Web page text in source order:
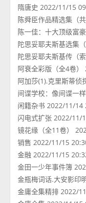
隋唐史 2022/11/15
陈舜臣作品精选集（
陈一佳：十大顶级富
陀思妥耶夫斯基选集
陀思妥耶夫斯基传（
阿衰全彩版（全4卷
阿加莎(1).克里斯蒂
间谍学校：像间谍一
闲籍杂书 2022/11/14
闪电式扩张 2022/11/
镜花缘（全11卷）
销售 2022/11/15
金融 2022/11/15
金田一少年事件簿
金瓶梅词话.大安影印
金庸全集精排 2022/